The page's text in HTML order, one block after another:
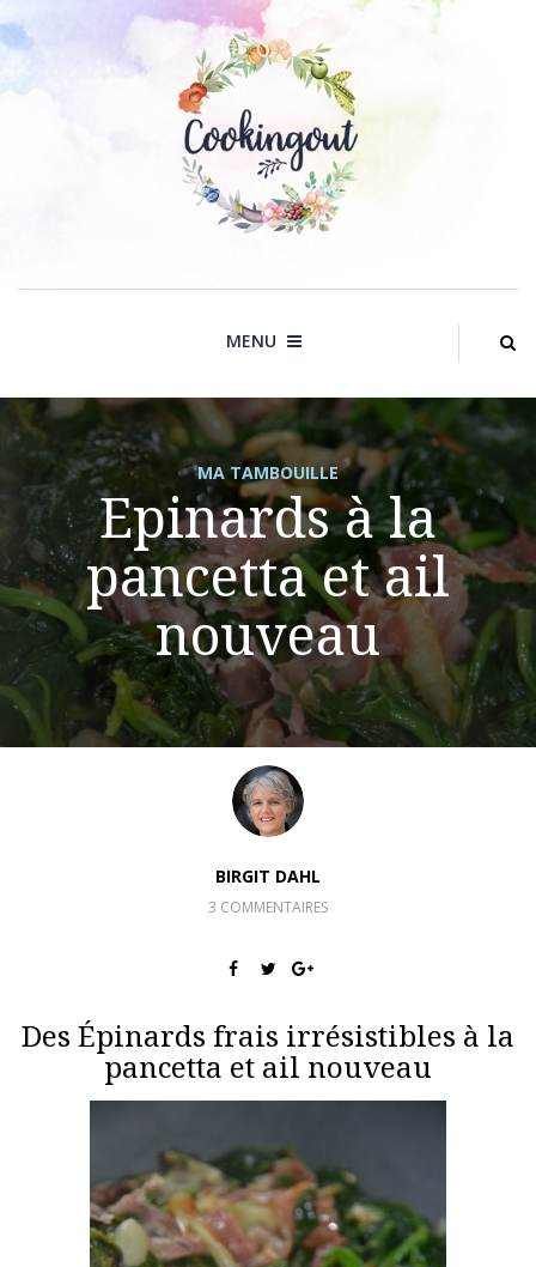
to
MENU
MA TAMBOUILLE
Epinards à la
pancetta et ail
nouveau
BIRGIT DAHL
3 COMMENTAIRES
Des Épinards frais irrésistibles à la
pancetta et ail nouveau